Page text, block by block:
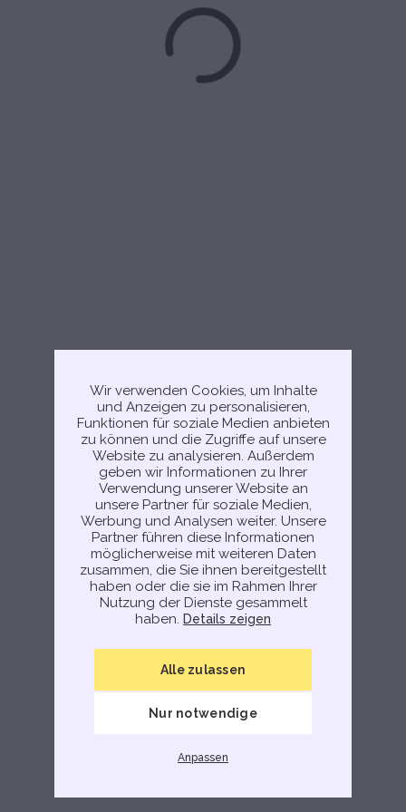
Wir verwenden Cookies, um Inhalte
und Anzeigen zu personalisieren,
Funktionen für soziale Medien anbieten
zu können und die Zugriffe auf unsere
Website zu analysieren. Außerdem
geben wir Informationen zu Ihrer
Verwendung unserer Website an
unsere Partner für soziale Medien,
Werbung und Analysen weiter. Unsere
Partner führen diese Informationen
möglicherweise mit weiteren Daten
zusammen, die Sie ihnen bereitgestellt
haben oder die sie im Rahmen Ihrer
Nutzung der Dienste gesammelt
haben. Details zeigen
Alle zulassen
Nur notwendige
Anpassen